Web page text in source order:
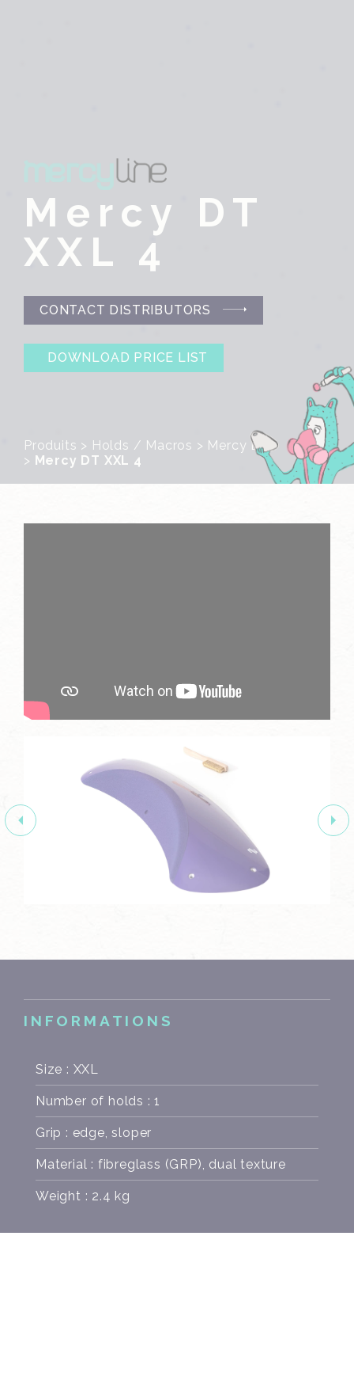
Mercy DT
XXL 4
CONTACT DISTRIBUTORS
DOWNLOAD PRICE LIST
Produits > Holds / Macros > Mercy Line
> Mercy DT XXL 4
INFORMATIONS
Size : XXL
Number of holds : 1
Grip : edge, sloper
Material : fibreglass (GRP), dual texture
Weight : 2.4 kg